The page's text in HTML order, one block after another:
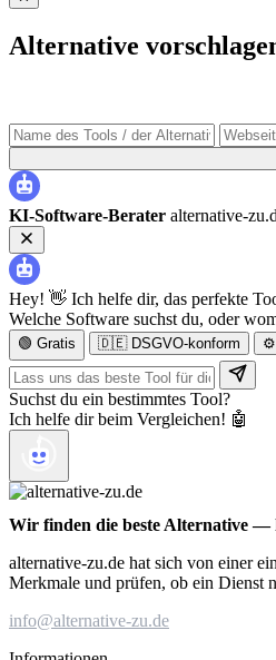
Alternative
KI-Software-Berater alternative-
Hey! 👋 Ich helfe dir, das perfekte
Welche Software suchst du, oder
🟢 Gratis 🇩🇪 DSGVO-konform ⚙️
Suchst du ein bestimmtes Tool?
Ich helfe dir beim Vergleichen! 🤖
Wir finden die beste Alternative —
alternative-zu.de hat sich von einer
Merkmale und prüfen, ob ein Dienst
info@alternative-zu.de